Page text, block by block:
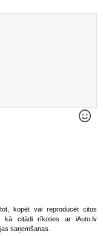
kopēt vai reproducēt citos
kā citādi rīkoties ar iAuto.lv
saņemšanas.